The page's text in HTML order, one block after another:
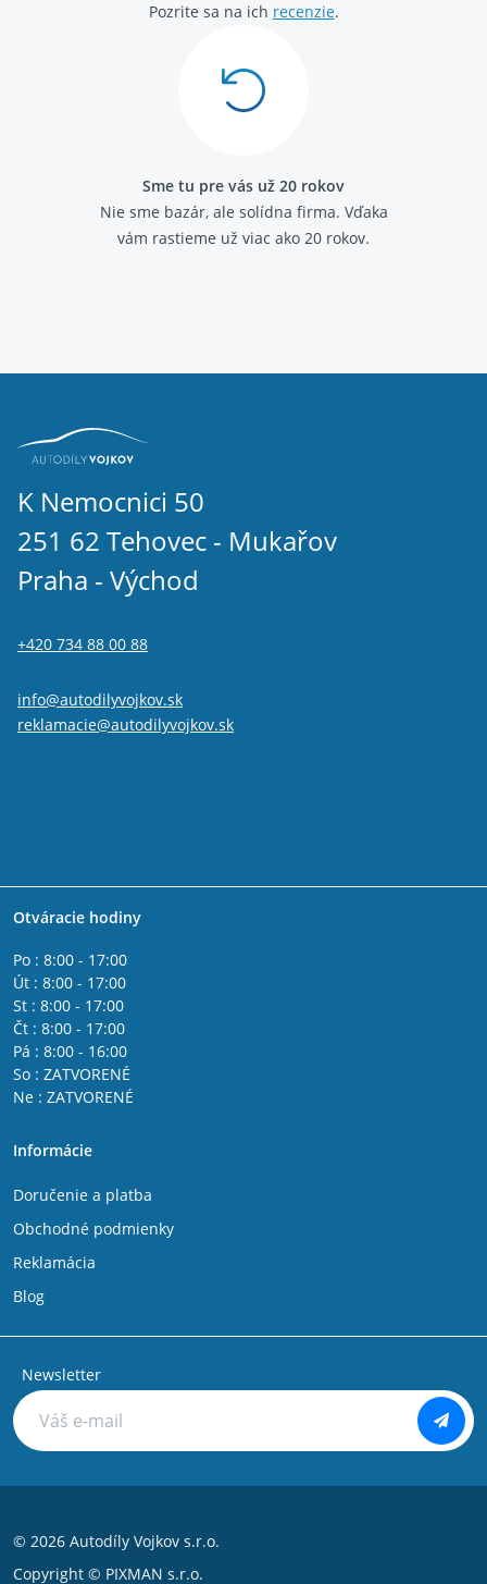
Pozrite sa na ich recenzie.
Sme tu pre vás už 20 rokov
Nie sme bazár, ale solídna firma. Vďaka
vám rastieme už viac ako 20 rokov.
K Nemocnici 50
251 62 Tehovec - Mukařov
Praha - Východ
+420 734 88 00 88
info@autodilyvojkov.sk
reklamacie@autodilyvojkov.sk
Otváracie hodiny
Po : 8:00 - 17:00
Út : 8:00 - 17:00
St : 8:00 - 17:00
Čt : 8:00 - 17:00
Pá : 8:00 - 16:00
So : ZATVORENÉ
Ne : ZATVORENÉ
Informácie
Doručenie a platba
Obchodné podmienky
Reklamácia
Blog
Newsletter
© 2026 Autodíly Vojkov s.r.o.
Copyright © PIXMAN s.r.o.